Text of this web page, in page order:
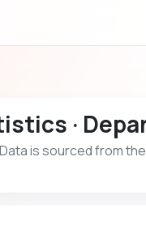
·
is sourced from